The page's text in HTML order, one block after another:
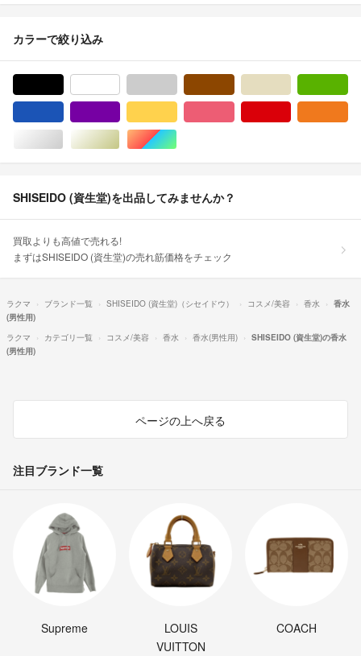
カラーで絞り込み
シルバー/銀色系ゴールド/金色系マルチカラー
SHISEIDO (資生堂)を出品してみませんか？
買取よりも高値で売れる!
まずはSHISEIDO (資生堂)の売れ筋価格をチェック
ラクマ ブランド一覧 SHISEIDO (資生堂)（シセイドウ） コスメ/美容 香水
香水
(男性用)
ラクマ
カテゴリ一覧 コスメ/美容 香水 香水(男性用)
SHISEIDO (資生堂)の香水
(男性用)
ページの上へ戻る
注目ブランド一覧
Supreme
LOUIS
VUITTON
COACH